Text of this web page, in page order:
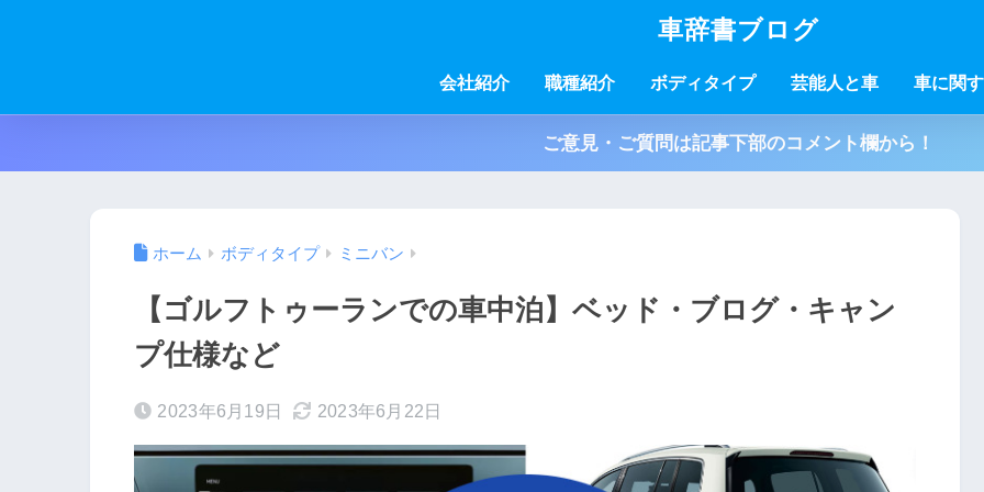
車辞書ブログ
会社紹介 職種紹介 ボディタイプ 芸能人と車 車に関
ご意見・ご質問は記事下部のコメント欄から！
ホーム ボディタイプ ミニバン
【ゴルフトゥーランでの車中泊】ベッド・ブログ・キャン
プ仕様など
2023年6月19日 2023年6月22日